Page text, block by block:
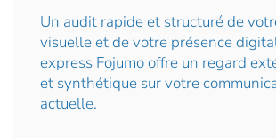
Un audit rapide et structuré de
visuelle et de votre présence
express Fojumo offre un regard
et synthétique sur votre
actuelle.